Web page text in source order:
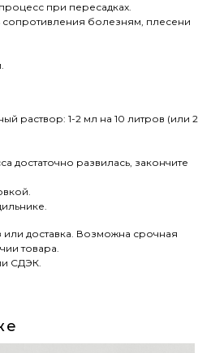
при пересадках.
сопротивления болезням, плесени
раствор: 1-2 мл на 10 литров (или 2
достаточно развилась, закончите
доставка. Возможна срочная
товара.
СДЭК.